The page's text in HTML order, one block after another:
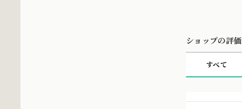
ショップの評価
すべて